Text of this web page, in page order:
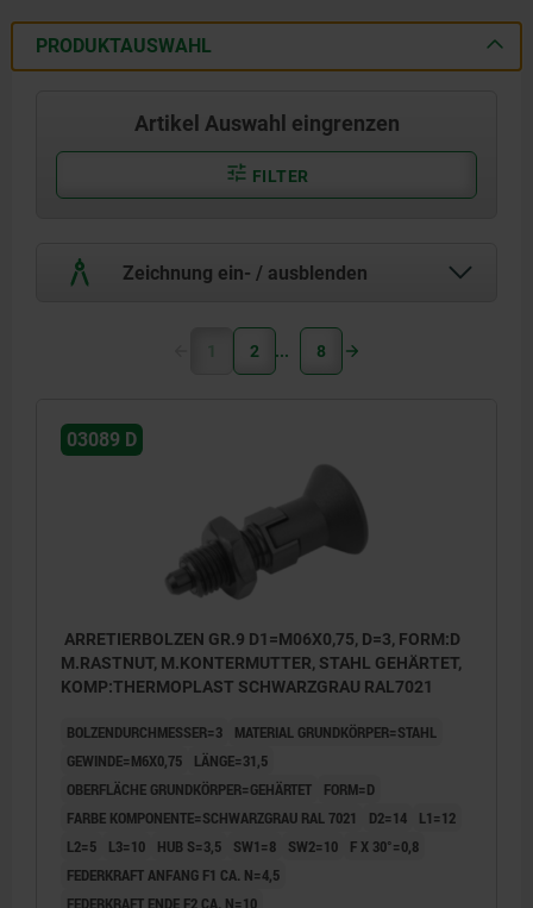
PRODUKTAUSWAHL
Artikel Auswahl eingrenzen
FILTER
Zeichnung ein- / ausblenden
1 2 8
03089 D
ARRETIERBOLZEN GR.9 D1=M06X0,75, D=3, FORM:D
M.RASTNUT, M.KONTERMUTTER, STAHL GEHÄRTET,
KOMP:THERMOPLAST SCHWARZGRAU RAL7021
BOLZENDURCHMESSER=3
MATERIAL GRUNDKÖRPER=STAHL
GEWINDE=M6X0,75
LÄNGE=31,5
OBERFLÄCHE GRUNDKÖRPER=GEHÄRTET
FORM=D
FARBE KOMPONENTE=SCHWARZGRAU RAL 7021
D2=14
L1=12
L2=5
L3=10 HUB S=3,5 SW1=8 SW2=10
F X 30°=0,8
FEDERKRAFT ANFANG F1 CA. N=4,5
FEDERKRAFT ENDE F2 CA. N=10